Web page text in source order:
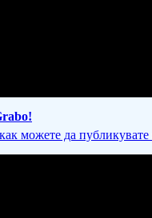
можете да публикувате